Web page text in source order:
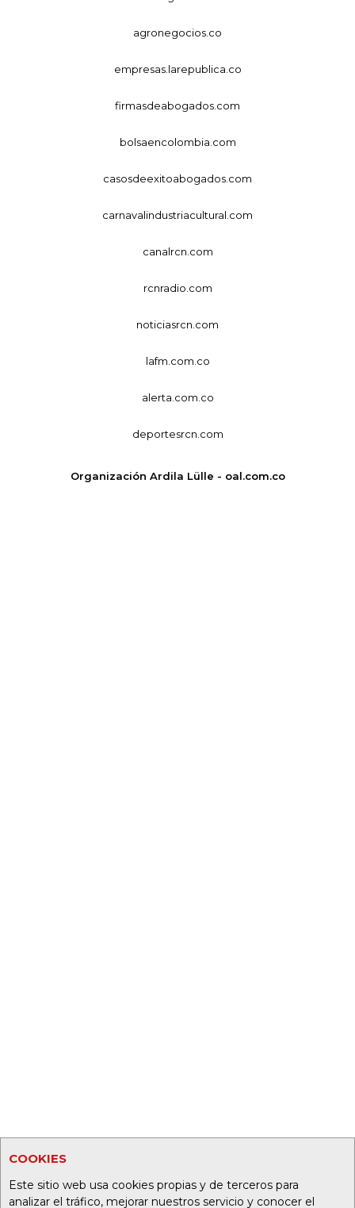
COOKIES
Este sitio web usa cookies propias y de terceros para
analizar el tráfico, mejorar nuestros servicio y conocer el
agronegocios.co
empresas.larepublica.co
firmasdeabogados.com
bolsaencolombia.com
casosdeexitoabogados.com
carnavalindustriacultural.com
canalrcn.com
rcnradio.com
noticiasrcn.com
lafm.com.co
alerta.com.co
deportesrcn.com
Organización Ardila Lülle - oal.com.co